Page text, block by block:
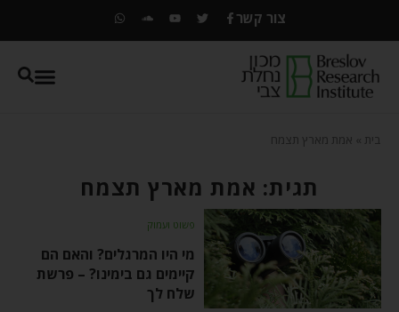
צור קשר
בית אמת מארץ תצמח
תגית: אמת מארץ תצמח
פשוט ועמוק
מי היו המרגלים? והאם הם
קיימים גם בימינו? – פרשת
שלח לך